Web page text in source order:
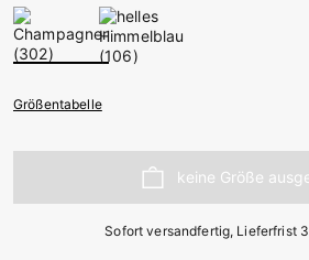
Größentabelle
Sofort versandfertig, Lieferfrist